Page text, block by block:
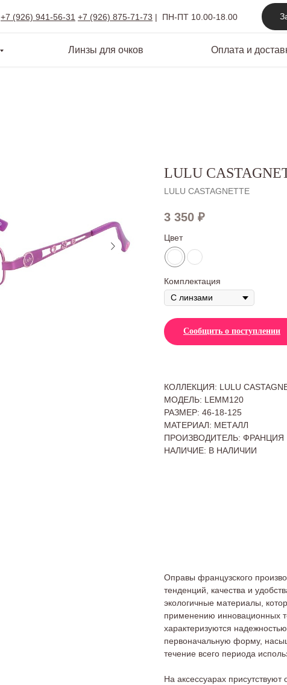
+7 (926) 941-56-31 +7 (926) 875-71-73 | ПН-ПТ 10.00-18.00
Линзы для очков Оплата и
LULU
LULU CASTAGNETTE
3 350 ₽
Цвет
Комплектация
Сообщить о поступлении
КОЛЛЕКЦИЯ: LULU
МОДЕЛЬ: LEMM120
РАЗМЕР: 46-18-125
МАТЕРИАЛ: МЕТАЛЛ
ПРОИЗВОДИТЕЛЬ: ФРАНЦИЯ
НАЛИЧИЕ: В НАЛИЧИИ
Оправы французского
тенденций, качества и
экологичные материалы,
применению инновационных
характеризуются
первоначальную форму,
течение всего периода
На аксессуарах